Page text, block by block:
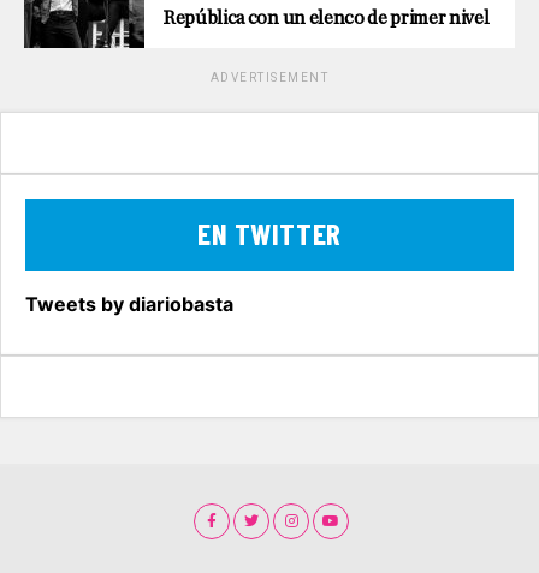
República con un elenco de primer nivel
ADVERTISEMENT
EN TWITTER
Tweets by diariobasta